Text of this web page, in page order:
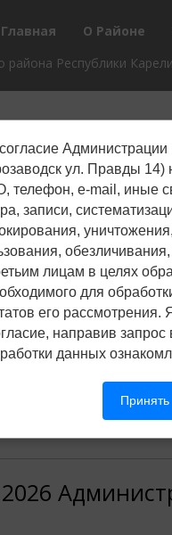
ул. Правды
телефон, е-mail, иные
записи,
лицам в целях
для
его
направив
данных
Принять
Главная О Районе
Республики